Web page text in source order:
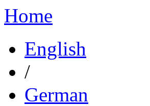
Home
English
/
German